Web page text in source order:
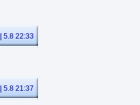
| 5.8 22:33
| 5.8 21:37